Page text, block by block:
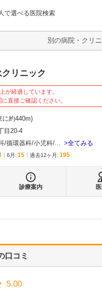
で選べる医院検索
なび
リニック
が経過しています。
直接ご確認ください。
に約440m)
目20-4
循環器科 小児科 ... 全てみる
6月 : 15 過去12ヶ月: 195
診療案内
口コミ
5.00